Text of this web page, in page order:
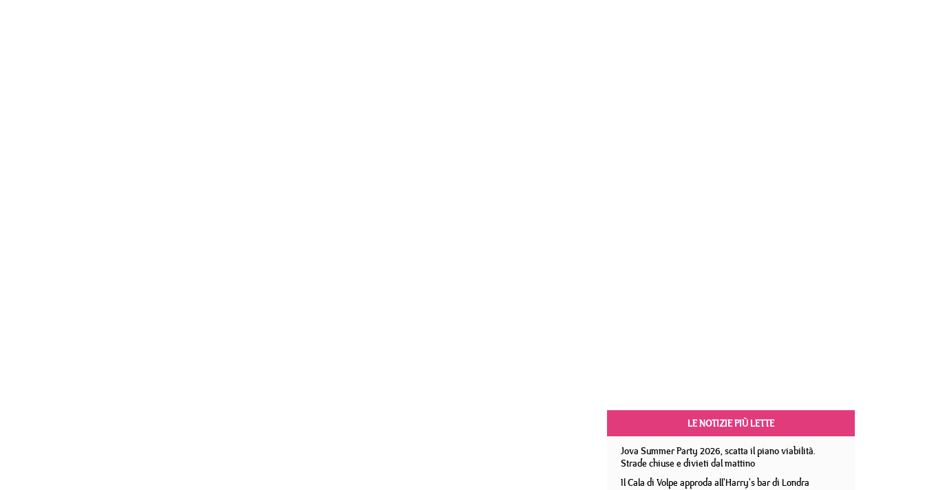
LE NOTIZIE PIÙ LETTE
Jova Summer Party 2026, scatta il piano viabilità.
Strade chiuse e divieti dal mattino
Il Cala di Volpe approda all'Harry's bar di Londra